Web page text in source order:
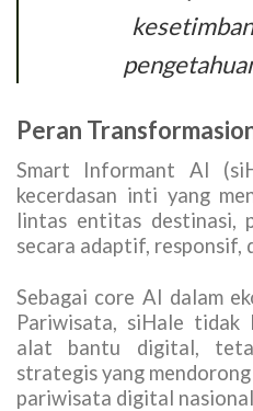
Peran
Smart Informant AI
kecerdasan inti yang
lintas entitas destinasi,
secara adaptif, responsif,
Sebagai core AI dalam
Pariwisata, siHale tidak
alat bantu digital,
strategis yang
pariwisata digital